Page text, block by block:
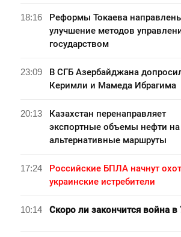
18:16
Реформы Токаева
улучшение методов
государством
23:09
В СГБ Азербайджана
Керимли и Мамеда Ибрагима
20:13
Казахстан перенаправляет
экспортные объемы нефти на
альтернативные маршруты
17:24
Российские БПЛА начнут
украинские истребители
10:14 Скоро ли закончится война в